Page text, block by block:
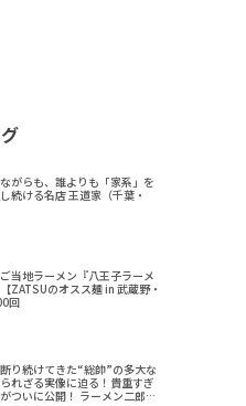
がらも、誰よりも「家系」を
続ける名店 王道家（千葉・
当地ラーメン『八王子ラーメ
ZATSUのオスス麺 in 武蔵野・
回
り続けてきた“総帥”の多大な
れざる実像に迫る！貴重すぎ
ついに公開！ ラーメン二郎